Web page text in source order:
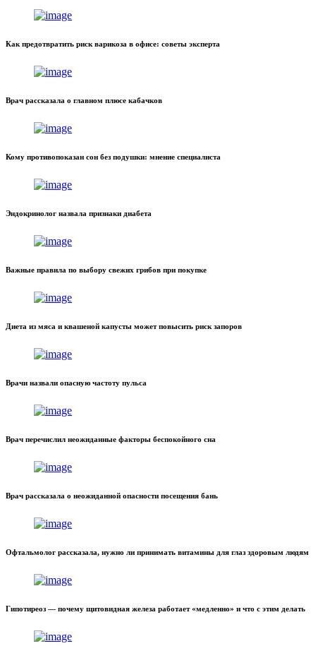
Как предотвратить риск варикоза в офисе: советы эксперта
Врач рассказала о главном плюсе кабачков
Кому противопоказан сон без подушки: мнение специалиста
Эндокринолог назвала признаки диабета
Важные правила по выбору свежих грибов при покупке
Диета из мяса и квашеной капусты может повысить риск запоров
Врачи назвали опасную частоту пульса
Врач перечислил неожиданные факторы беспокойного сна
Врач рассказала о неожиданной опасности посещения бань
Офтальмолог рассказала, нужно ли принимать витамины для глаз здоровым людям
Гипотиреоз — почему щитовидная железа работает «медленно» и что с этим делать